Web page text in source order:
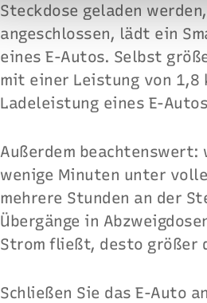
Steckdose geladen
angeschlossen, lädt ein
eines E-Autos. Selbst
mit einer Leistung von 1,8
Ladeleistung eines E-
Außerdem beachtenswert:
wenige Minuten unter
mehrere Stunden an der
Übergänge in
Strom fließt, desto größer
Schließen Sie das E-Auto